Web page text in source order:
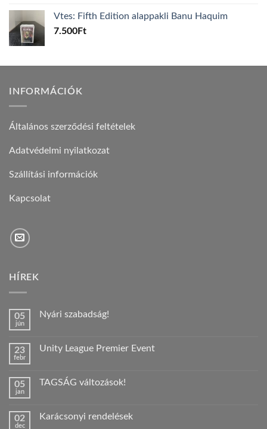
Vtes: Fifth Edition alappakli Banu Haquim
7.500Ft
INFORMÁCIÓK
Általános szerződési feltételek
Adatvédelmi nyilatkozat
Szállítási információk
Kapcsolat
HÍREK
05
jún
Nyári szabadság!
Nyári
23
febr
Unity League Premier Event
Unity
bejegyzéshez
05
jan
TAGSÁG változások!
TAGSÁG
02
dec
Karácsonyi rendelések